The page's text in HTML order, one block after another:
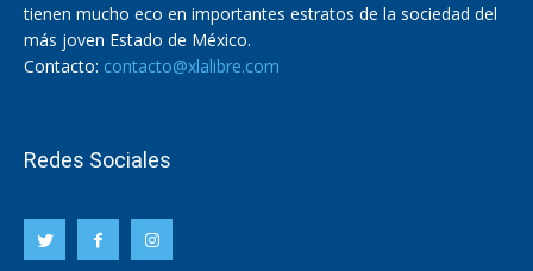
tienen mucho eco en importantes estratos de la sociedad del
más joven Estado de México.
Contacto: contacto@xlalibre.com
Redes Sociales